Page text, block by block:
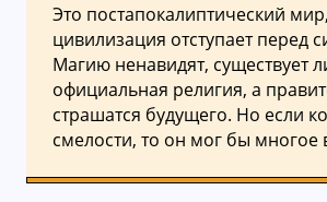
Это постапокалиптический
цивилизация отступает перед
Магию ненавидят, существует
официальная религия, а
страшатся будущего. Но если
смелости, то он мог бы многое